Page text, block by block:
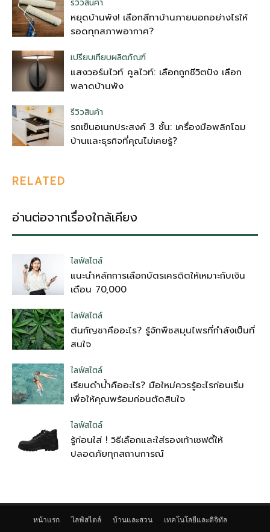
รีวิวสินค้า
หยุดบ้านพัง! เลือกสีทาบ้านภายนอกอย่างไรให้
รอดทุกสภาพอากาศ?
เปรียบเทียบผลิตภัณฑ์
แสงวอร์มไวท์ คูลไวท์: เลือกถูกชีวิตปัง เลือก
พลาดบ้านพัง
รีวิวสินค้า
รถเข็นอเนกประสงค์ 3 ชั้น: เครื่องมือพลิกโฉม
บ้านและธุรกิจที่คุณไม่เคยรู้?
RELATED
อ่านต่อจากเรื่องใกล้เคียง
ไลฟ์สไตล์
แนะนำหลักการเลือกบัตรเครดิตให้เหมาะกับเงิน
เดือน 70,000
ไลฟ์สไตล์
ต้นกัญชาคืออะไร? รู้จักพืชสมุนไพรที่กำลังเป็นที่
สนใจ
ไลฟ์สไตล์
เรียนดำน้ำคืออะไร? มือใหม่ควรรู้อะไรก่อนเริ่ม
เพื่อให้คุณพร้อมก่อนตัดสินใจ
ไลฟ์สไตล์
รู้ก่อนใส่ ! วิธีเลือกและใส่รองเท้าเซฟตี้ให้
ปลอดภัยทุกสถานการณ์
หน้าแรก ไลฟ์สไตล์ บ้านและสวน เทคโนโลยีและดิจิทัล